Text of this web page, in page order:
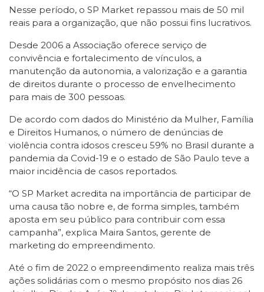
Nesse período, o SP Market repassou mais de 50 mil
reais para a organização, que não possui fins lucrativos.
Desde 2006 a Associação oferece serviço de
convivência e fortalecimento de vínculos, a
manutenção da autonomia, a valorização e a garantia
de direitos durante o processo de envelhecimento
para mais de 300 pessoas.
De acordo com dados do Ministério da Mulher, Família
e Direitos Humanos, o número de denúncias de
violência contra idosos cresceu 59% no Brasil durante a
pandemia da Covid-19 e o estado de São Paulo teve a
maior incidência de casos reportados.
“O SP Market acredita na importância de participar de
uma causa tão nobre e, de forma simples, também
aposta em seu público para contribuir com essa
campanha”, explica Maira Santos, gerente de
marketing do empreendimento.
Até o fim de 2022 o empreendimento realiza mais três
ações solidárias com o mesmo propósito nos dias 26